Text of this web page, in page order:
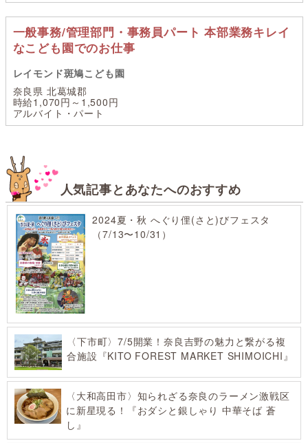
一般事務/管理部門・事務員パート 本部業務キレイ
なこども園でのお仕事
レイモンド斑鳩こども園
奈良県 北葛城郡
時給1,070円～1,500円
アルバイト・パート
人気記事とあなたへのおすすめ
2024夏・秋 へぐり俚(さと)びフェスタ
（7/13〜10/31）
〈下市町〉7/5開業！奈良吉野の魅力と繋がる複
合施設『KITO FOREST MARKET SHIMOICHI』
〈大和高田市〉知られざる奈良のラーメン激戦区
に新星現る！『おダシと銀しゃり 中華そば 蒼
し』